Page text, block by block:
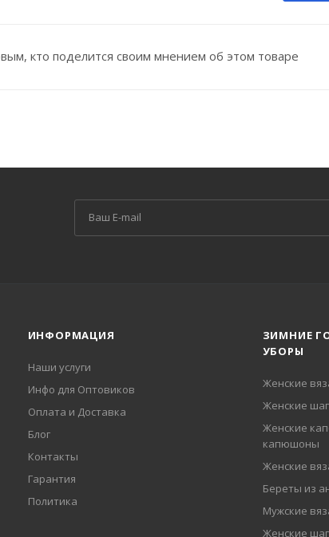
кто поделится своим мнением об этом товаре
ИНФОРМАЦИЯ
Наши услуги
Инфо для Оптовиков
Оплата и Доставка
Блог
Контакты
Гарантия
Политика
ЗИМНИЕ
УБОРЫ
Женские
Женские
Женские
капюшоны
Женские
Береты из
Мужские
Женские